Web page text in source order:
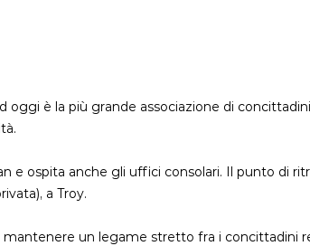
oggi è la più grande associazione di
e ospita anche gli uffici consolari. Il punto di
a Troy.
un legame stretto fra i concittadini